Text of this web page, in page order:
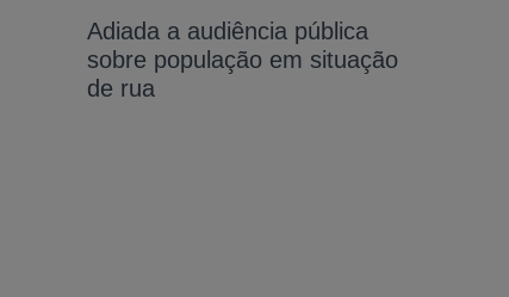
Adiada a audiência pública
sobre população em situação
de rua